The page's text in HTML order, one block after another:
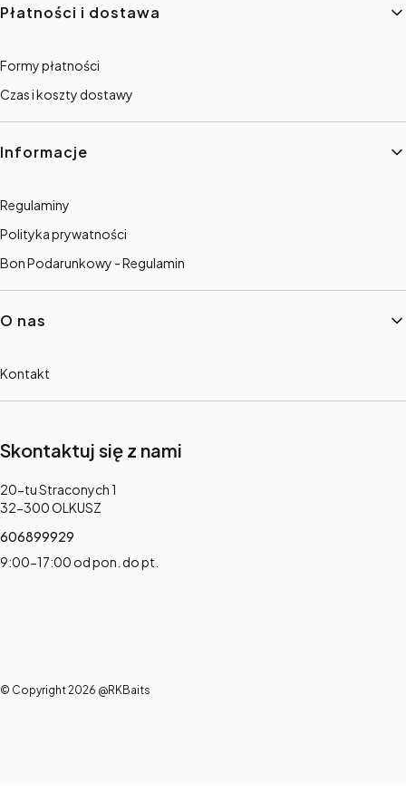
Płatności i dostawa
Formy płatności
Czas i koszty dostawy
Informacje
Regulaminy
Polityka prywatności
Bon Podarunkowy - Regulamin
O nas
Kontakt
Skontaktuj się z nami
Adres:
20-tu Straconych 1
32-300 OLKUSZ
606899929
9:00-17:00 od pon. do pt.
© Copyright 2026 @RKBaits